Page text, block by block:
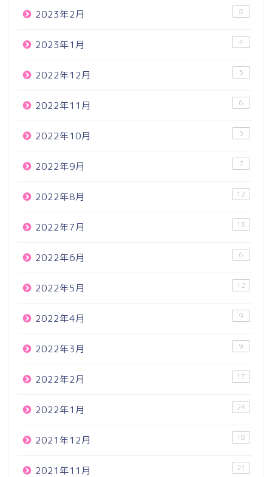
2023年2月 8
2023年1月 4
2022年12月 5
2022年11月 6
2022年10月 5
2022年9月 7
2022年8月 12
2022年7月 13
2022年6月 6
2022年5月 12
2022年4月 9
2022年3月 9
2022年2月 17
2022年1月 24
2021年12月 18
2021年11月 21